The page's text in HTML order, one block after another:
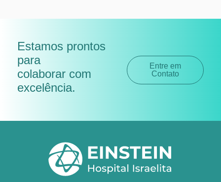
Estamos prontos
para
colaborar com
excelência.
Entre em
Contato